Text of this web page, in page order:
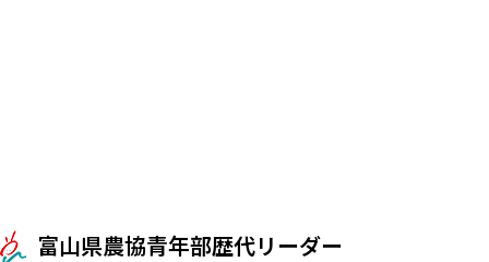
富山県農協青年部歴代リーダー